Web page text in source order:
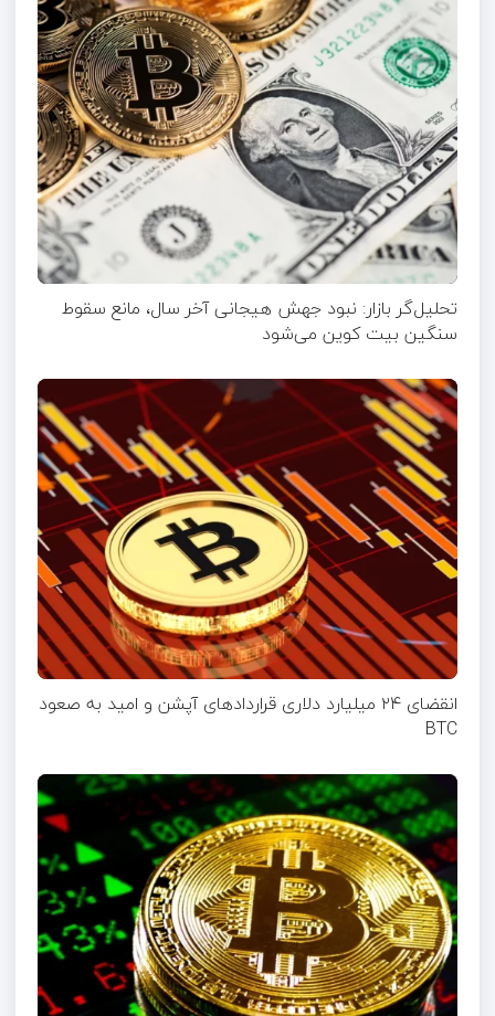
تحلیل‌گر بازار: نبود جهش هیجانی آخر سال، مانع سقوط
سنگین بیت کوین می‌شود
انقضای ۲۴ میلیارد دلاری قرارداد‌های آپشن‌ و امید به صعود
BTC